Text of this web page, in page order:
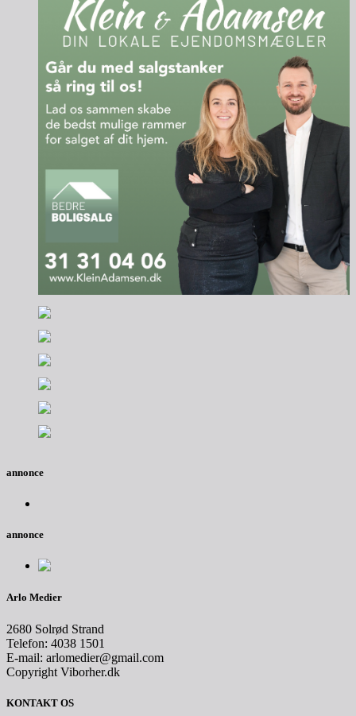
annonce
annonce
Arlo Medier
2680 Solrød Strand
Telefon: 4038 1501
E-mail: arlomedier@gmail.com
Copyright Viborher.dk
KONTAKT OS